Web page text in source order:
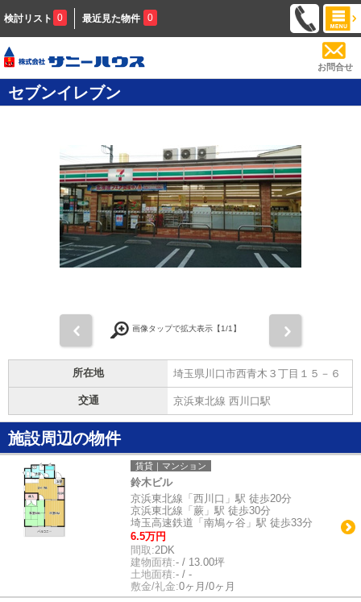
検討リスト 0 最近見た物件 0
お問合せ
セブンイレブン
画像タップで拡大表示【1/1】
所在地 埼玉県川口市西青木３丁目１５－６
交通 京浜東北線 西川口駅
施設周辺の物件
賃貸｜マンション
鈴木ビル
京浜東北線「西川口」駅 徒歩20分
京浜東北線「蕨」駅 徒歩30分
埼玉高速鉄道「南鳩ヶ谷」駅 徒歩33分
6.5万円
間取:2DK
建物面積:- / 13.00坪
土地面積:- / -
敷金/礼金:0ヶ月/0ヶ月